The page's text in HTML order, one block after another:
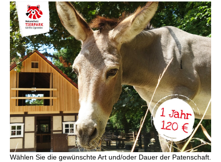
Wählen Sie die gewünschte Art und/oder Dauer der Patenschaft.